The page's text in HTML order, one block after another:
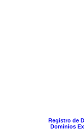
Registro de
Dominios